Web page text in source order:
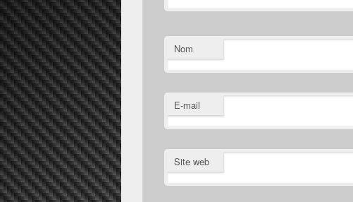
Nom
E-mail
Site web